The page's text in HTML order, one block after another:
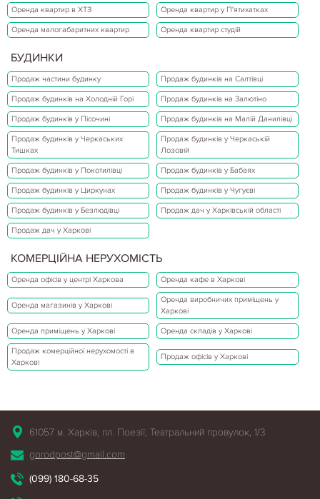
Оренда квартир в ХТЗ Оренда квартир у П'ятихатках
Оренда малогабаритних квартир Оренда квартир студій
БУДИНКИ
Продаж частини будинку Продаж будинків на Салтівці
Продаж будинків на Холодній Горі Продаж будинків на Залютіно
Продаж будинків у Пісочині Продаж будинків на Малій Данилівці
Продаж будинків у Черкаських
Тишках
Продаж будинків у Черкаській
Лозовій
Продаж будинків у Покотилівці Продаж будинків у Бабаях
Продаж будинків у Циркунах Продаж будинків у Чугуєві
Продаж будинків у Безлюдівці Продаж дач у Харківській області
Продаж дач у Харкові
КОМЕРЦІЙНА НЕРУХОМІСТЬ
Оренда офісів у центрі Харкова Оренда кафе в Харкові
Оренда магазинів у Харкові
Оренда виробничих приміщень у
Харкові
Оренда приміщень у Харкові Оренда складів у Харкові
Продаж комерційної нерухомості в
Харкові
Продаж офісів у Харкові
61057 м. Харків, пл. Поезії, Театральний провулок, 1/3
gorodpost@gmail.com
(099) 180-68-35